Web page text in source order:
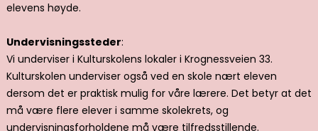
elevens høyde.
Undervisningssteder:
Vi underviser i Kulturskolens lokaler i Krognessveien 33.
Kulturskolen underviser også ved en skole nært eleven
dersom det er praktisk mulig for våre lærere. Det betyr at det
må være flere elever i samme skolekrets, og
undervisningsforholdene må være tilfredsstillende.